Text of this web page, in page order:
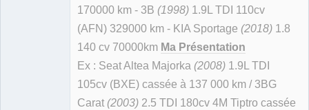
170000 km - 3B (1998) 1.9L TDI 110cv
(AFN) 329000 km - KIA Sportage (2018) 1.8
140 cv 70000km Ma Présentation
Ex : Seat Altea Majorka (2008) 1.9L TDI
105cv (BXE) cassée à 137 000 km / 3BG
Carat (2003) 2.5 TDI 180cv 4M Tiptro cassée